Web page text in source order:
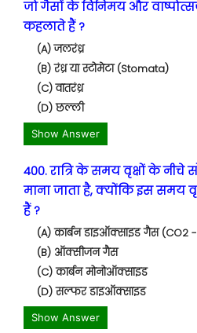
जो गैसों के विनिमय और
कहलाते हैं ?
(A) जलरंध्र
(B) रंध्र या स्टोमेटा (Stomata)
(C) वातरंध्र
(D) छल्ली
Show Answer
400. रात्रि के समय वृक्षों के नीचे
माना जाता है, क्योंकि इस समय
हैं ?
(A) कार्बन डाइऑक्साइड गैस
(B) ऑक्सीजन गैस
(C) कार्बन मोनोऑक्साइड
(D) सल्फर डाइऑक्साइड
Show Answer